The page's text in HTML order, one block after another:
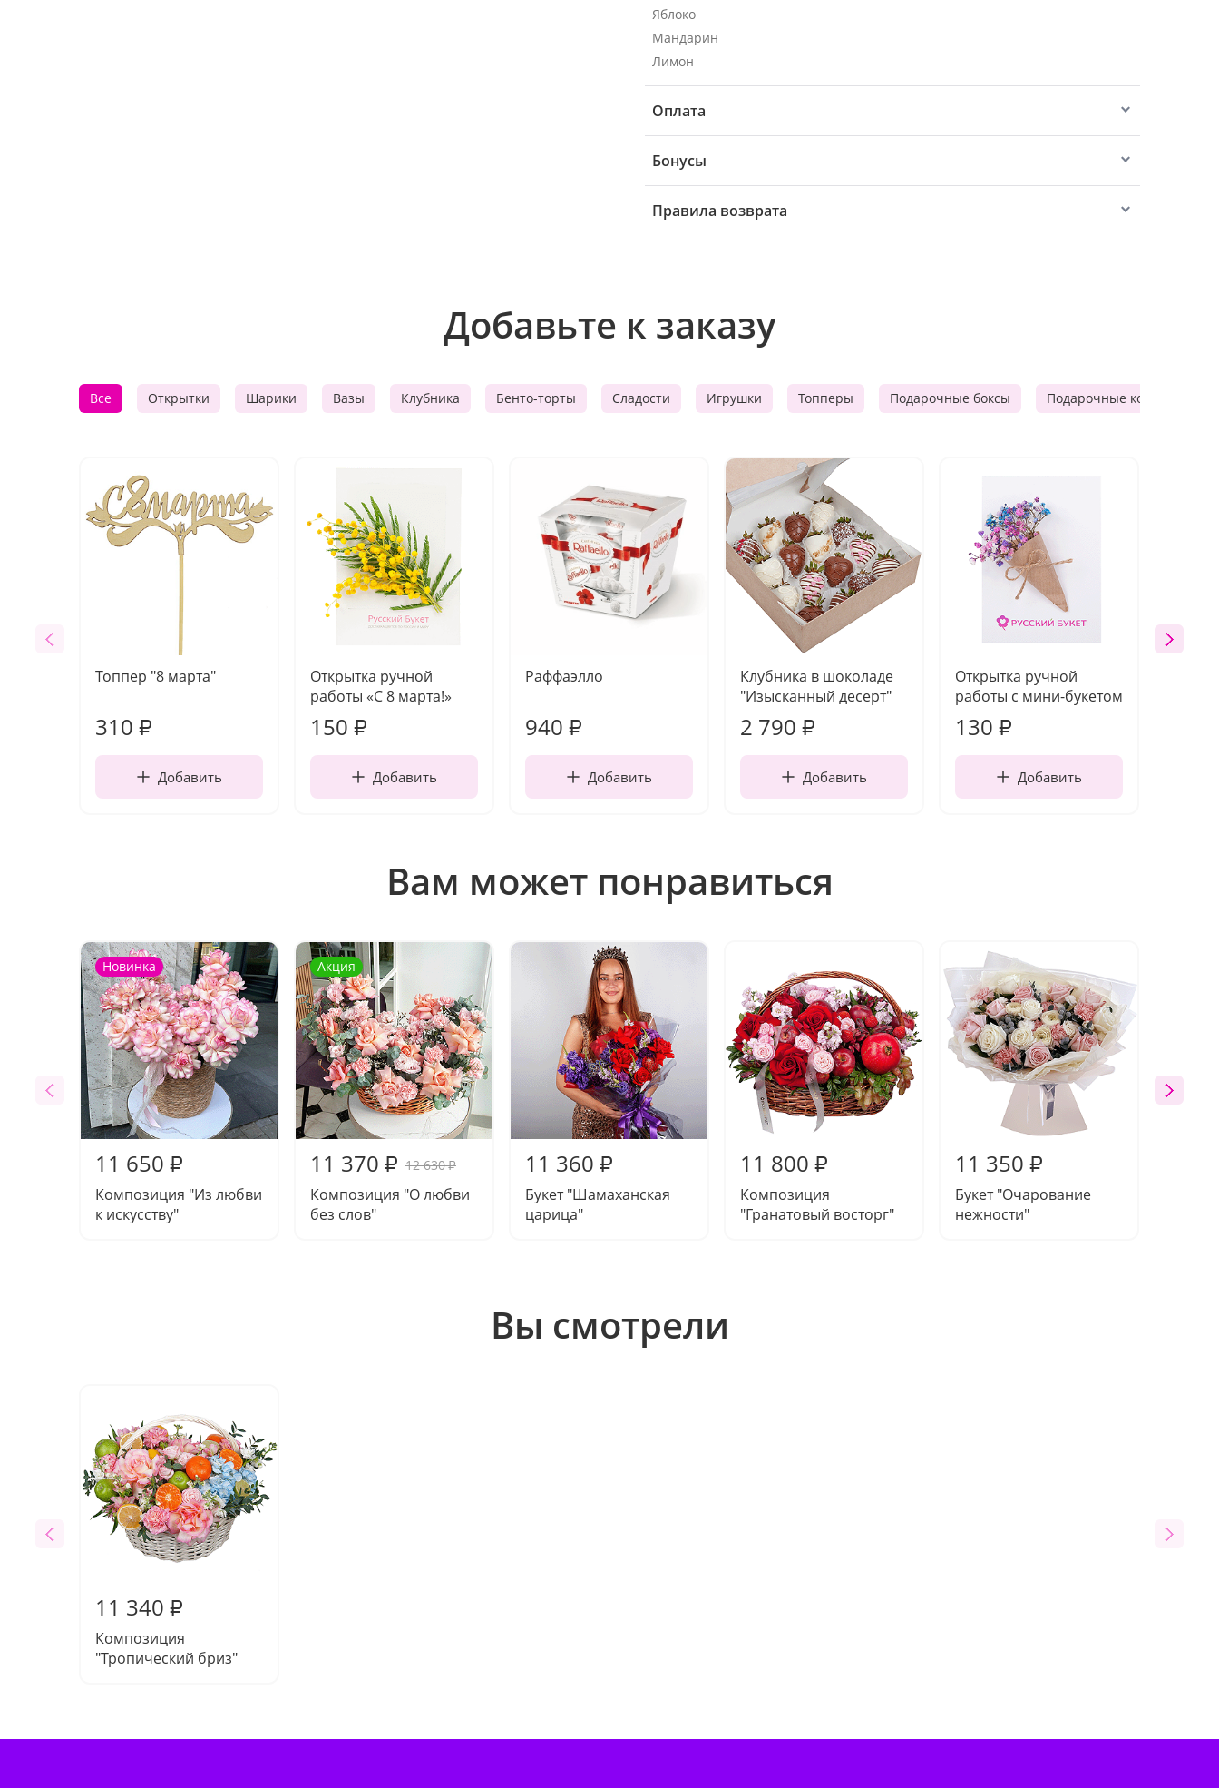
Яблоко
Мандарин
Лимон
Оплата
Бонусы
Правила возврата
Добавьте к заказу
Все Открытки Шарики Вазы Клубника Бенто-торты Сладости Игрушки Топперы Подарочные боксы Подарочные корзины
Топпер "8 марта"
310 ₽
Добавить
Открытка ручной
работы «С 8 марта!»
150 ₽
Добавить
Раффаэлло
940 ₽
Добавить
Клубника в шоколаде
"Изысканный десерт"
2 790 ₽
Добавить
Открытка ручной
работы с мини-букетом
130 ₽
Добавить
Вам может понравиться
Новинка
11 650 ₽
Композиция "Из любви
к искусству"
Акция
11 370 ₽ 12 630₽
Композиция "О любви
без слов"
11 360 ₽
Букет "Шамаханская
царица"
11 800 ₽
Композиция
"Гранатовый восторг"
11 350 ₽
Букет "Очарование
нежности"
Вы смотрели
11 340 ₽
Композиция
"Тропический бриз"